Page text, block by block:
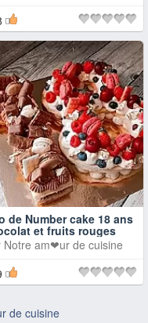
de Number cake 18 ans
et fruits rouges
Notre am❤ur de cuisine
de cuisine